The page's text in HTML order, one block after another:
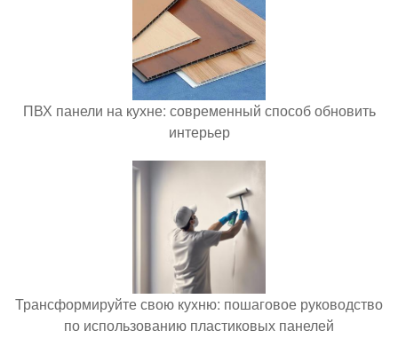
ПВХ панели на кухне: современный способ обновить
интерьер
Трансформируйте свою кухню: пошаговое руководство
по использованию пластиковых панелей